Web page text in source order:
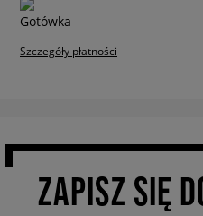
Szczegóły płatności
ZAPISZ SIĘ